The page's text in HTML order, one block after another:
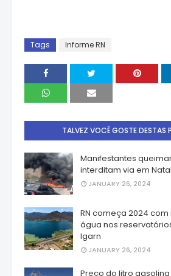
Tags Informe RN
TALVEZ VOCÊ GOSTE DESTAS
Manifestantes
interditam via em Natal
JANUARY 26, 2024
RN começa 2024
água nos
Igarn
JANUARY 26, 2024
Preço do litro gasolina